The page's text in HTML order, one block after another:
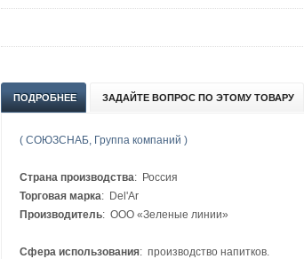
ПОДРОБНЕЕ ЗАДАЙТЕ ВОПРОС ПО ЭТОМУ ТОВАРУ
( СОЮЗСНАБ, Группа компаний )
Страна производства: Россия
Торговая марка: Del'Ar
Производитель: ООО «Зеленые линии»
Сфера использования: производство напитков.